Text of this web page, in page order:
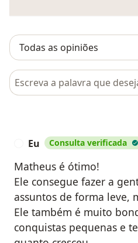
Pesquisar em opiniões
Eu Consulta verificada
Matheus é ótimo!
Ele consegue fazer a
assuntos de forma leve,
Ele também é muito
conquistas pequenas e